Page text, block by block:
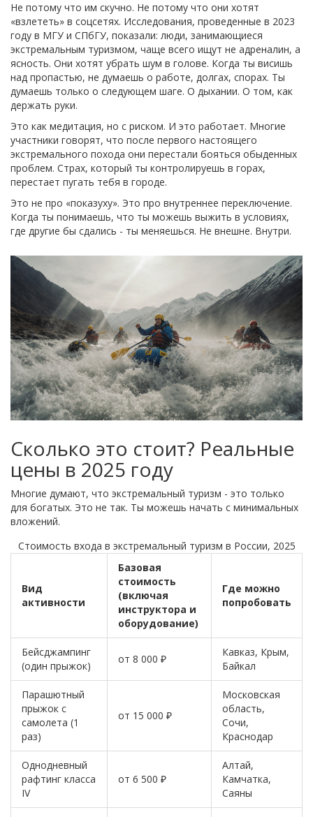
Не потому что им скучно. Не потому что они хотят
«взлететь» в соцсетях. Исследования, проведенные в 2023
году в МГУ и СПбГУ, показали: люди, занимающиеся
экстремальным туризмом, чаще всего ищут не адреналин, а
ясность. Они хотят убрать шум в голове. Когда ты висишь
над пропастью, не думаешь о работе, долгах, спорах. Ты
думаешь только о следующем шаге. О дыхании. О том, как
держать руки.
Это как медитация, но с риском. И это работает. Многие
участники говорят, что после первого настоящего
экстремального похода они перестали бояться обыденных
проблем. Страх, который ты контролируешь в горах,
перестает пугать тебя в городе.
Это не про «показуху». Это про внутреннее переключение.
Когда ты понимаешь, что ты можешь выжить в условиях,
где другие бы сдались - ты меняешься. Не внешне. Внутри.
Сколько это стоит? Реальные
цены в 2025 году
Многие думают, что экстремальный туризм - это только
для богатых. Это не так. Ты можешь начать с минимальных
вложений.
Стоимость входа в экстремальный туризм в России, 2025
Вид
активности
Базовая
стоимость
(включая
инструктора и
оборудование)
Где можно
попробовать
Бейсджампинг
(один прыжок)
от 8 000 ₽
Кавказ, Крым,
Байкал
Парашютный
прыжок с
самолета (1
раз)
от 15 000 ₽
Московская
область,
Сочи,
Краснодар
Однодневный
рафтинг класса
IV
от 6 500 ₽
Алтай,
Камчатка,
Саяны